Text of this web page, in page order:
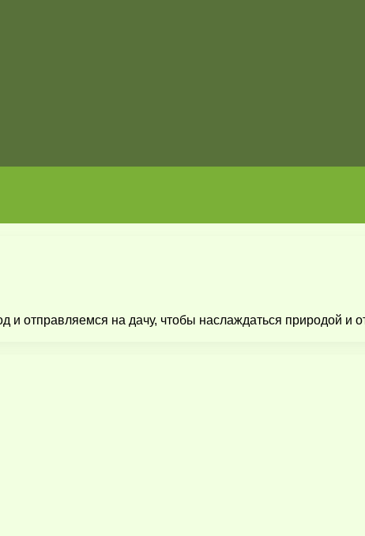
отправляемся на дачу, чтобы наслаждаться природой и